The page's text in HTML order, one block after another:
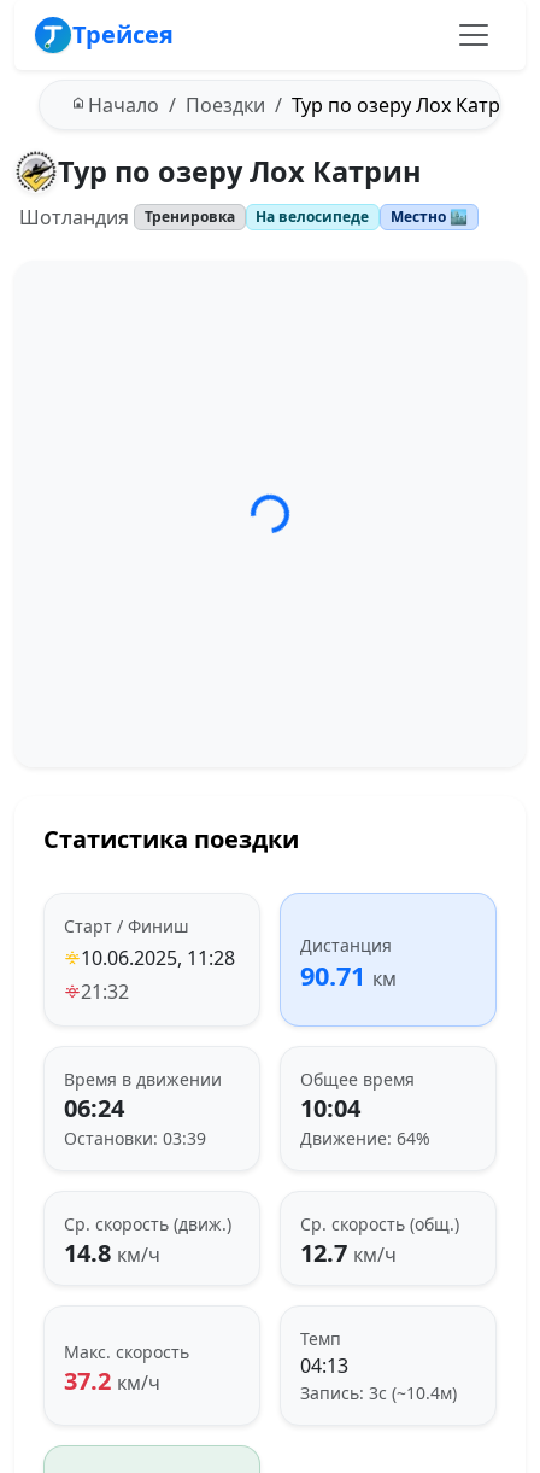
Трейсея
Начало Поездки Тур по озеру Лох Катрин
Тур по озеру Лох Катрин
Шотландия Тренировка На велосипеде Местно 🏙️
Загрузка трека...
Статистика поездки
Старт / Финиш
10.06.2025, 11:28
21:32
Дистанция
90.71 км
Время в движении
06:24
Остановки: 03:39
Общее время
10:04
Движение: 64%
Ср. скорость (движ.)
14.8 км/ч
Ср. скорость (общ.)
12.7 км/ч
Макс. скорость
37.2 км/ч
Темп
04:13
Запись: 3с (~10.4м)